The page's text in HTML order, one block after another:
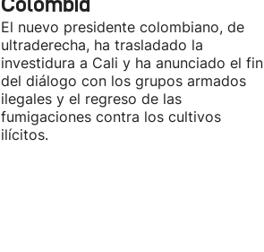
El nuevo presidente colombiano, de
ultraderecha, ha trasladado la
investidura a Cali y ha anunciado el fin
del diálogo con los grupos armados
ilegales y el regreso de las
fumigaciones contra los cultivos
ilícitos.